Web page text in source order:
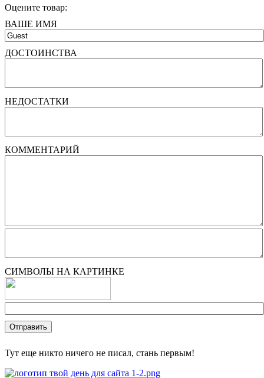
Оцените товар:
ВАШЕ ИМЯ
ДОСТОИНСТВА
НЕДОСТАТКИ
КОММЕНТАРИЙ
СИМВОЛЫ НА КАРТИНКЕ
Тут еще никто ничего не писал, стань первым!